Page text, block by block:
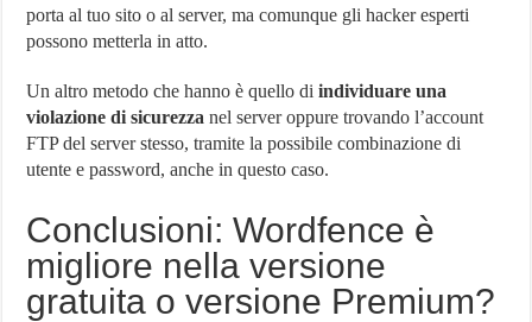
porta al tuo sito o al server, ma comunque gli hacker esperti
possono metterla in atto.
Un altro metodo che hanno è quello diindividuare una
violazione di sicurezza nel server oppure trovando l’account
FTP del server stesso, tramite la possibile combinazione di
utente e password, anche in questo caso.
Conclusioni: Wordfence è
migliore nella versione
gratuita o versione Premium?